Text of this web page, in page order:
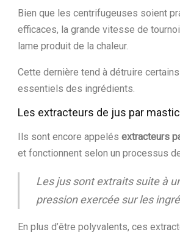
Bien que les centrifugeuses soient
efficaces, la grande vitesse de
lame produit de la chaleur.
Cette dernière tend à détruire
essentiels des ingrédients.
Les extracteurs de jus par
Ils sont encore appelés extracteurs
et fonctionnent selon un processus
Les jus sont extraits suite à
pression exercée sur les
En plus d’être polyvalents, ces